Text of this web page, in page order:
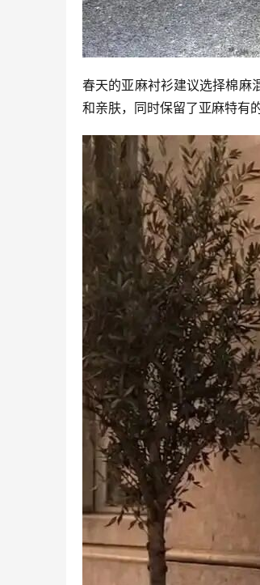
春天的亚麻衬衫建议选择棉麻
和亲肤，同时保留了亚麻特有